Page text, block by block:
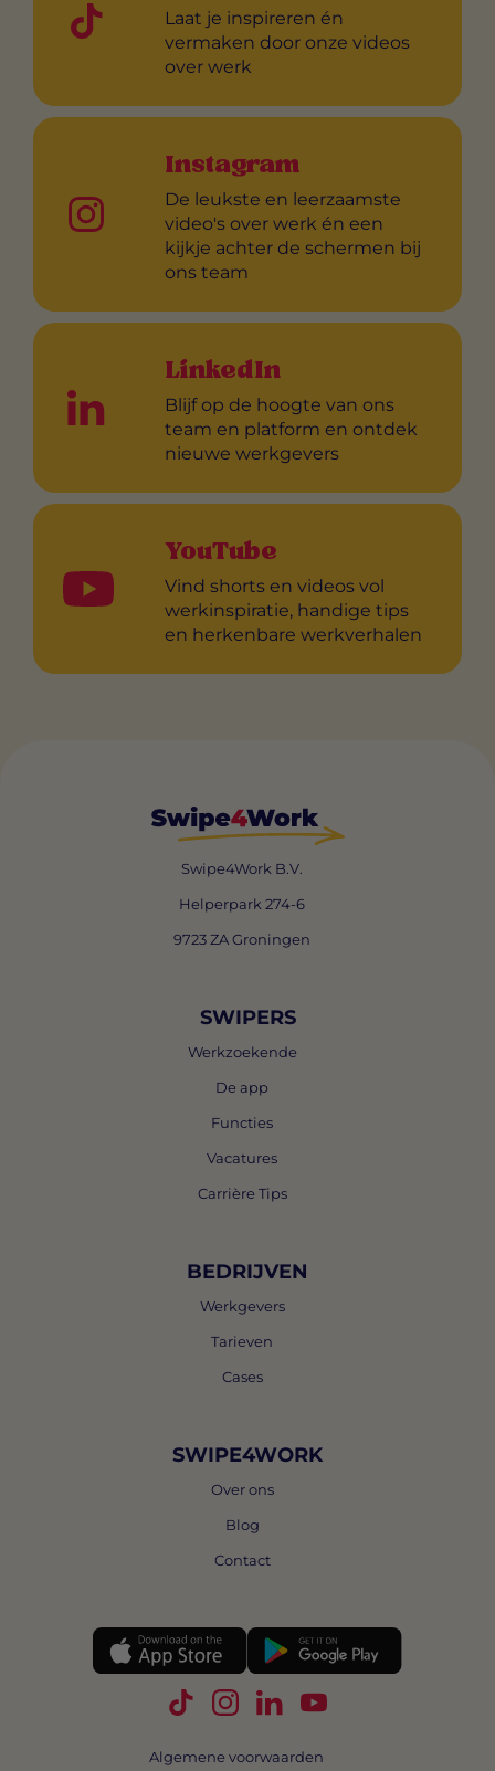
Laat je inspireren én
vermaken door onze videos
over werk
Instagram
De leukste en leerzaamste
video's over werk én een
kijkje achter de schermen bij
ons team
LinkedIn
Blijf op de hoogte van ons
team en platform en ontdek
nieuwe werkgevers
YouTube
Vind shorts en videos vol
werkinspiratie, handige tips
en herkenbare werkverhalen
Swipe4Work B.V.
Helperpark 274-6
9723 ZA Groningen
SWIPERS
Werkzoekende
De app
Functies
Vacatures
Carrière Tips
BEDRIJVEN
Werkgevers
Tarieven
Cases
SWIPE4WORK
Over ons
Blog
Contact
Volg Swipe4Work op TikTok
Volg Swipe4Work op
Volg Swipe4Work op
Volg Swipe4Work
Algemene voorwaarden